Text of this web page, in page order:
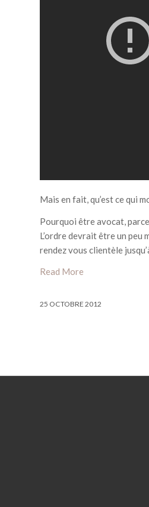
Mais en fait, qu’est ce qui
Pourquoi être avocat,
L’ordre devrait être un peu
rendez vous clientèle
Read More
25 OCTOBRE 2012